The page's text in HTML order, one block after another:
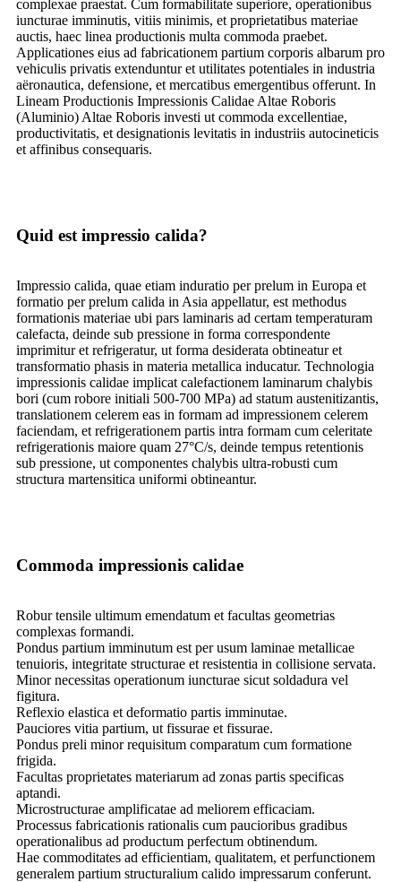
complexae praestat. Cum formabilitate superiore, operationibus
iuncturae imminutis, vitiis minimis, et proprietatibus materiae
auctis, haec linea productionis multa commoda praebet.
Applicationes eius ad fabricationem partium corporis albarum pro
vehiculis privatis extenduntur et utilitates potentiales in industria
aëronautica, defensione, et mercatibus emergentibus offerunt. In
Lineam Productionis Impressionis Calidae Altae Roboris
(Aluminio) Altae Roboris investi ut commoda excellentiae,
productivitatis, et designationis levitatis in industriis autocineticis
et affinibus consequaris.
Quid est impressio calida?
Impressio calida, quae etiam induratio per prelum in Europa et
formatio per prelum calida in Asia appellatur, est methodus
formationis materiae ubi pars laminaris ad certam temperaturam
calefacta, deinde sub pressione in forma correspondente
imprimitur et refrigeratur, ut forma desiderata obtineatur et
transformatio phasis in materia metallica inducatur. Technologia
impressionis calidae implicat calefactionem laminarum chalybis
bori (cum robore initiali 500-700 MPa) ad statum austenitizantis,
translationem celerem eas in formam ad impressionem celerem
faciendam, et refrigerationem partis intra formam cum celeritate
refrigerationis maiore quam 27°C/s, deinde tempus retentionis
sub pressione, ut componentes chalybis ultra-robusti cum
structura martensitica uniformi obtineantur.
Commoda impressionis calidae
Robur tensile ultimum emendatum et facultas geometrias
complexas formandi.
Pondus partium imminutum est per usum laminae metallicae
tenuioris, integritate structurae et resistentia in collisione servata.
Minor necessitas operationum iuncturae sicut soldadura vel
figitura.
Reflexio elastica et deformatio partis imminutae.
Pauciores vitia partium, ut fissurae et fissurae.
Pondus preli minor requisitum comparatum cum formatione
frigida.
Facultas proprietates materiarum ad zonas partis specificas
aptandi.
Microstructurae amplificatae ad meliorem efficaciam.
Processus fabricationis rationalis cum paucioribus gradibus
operationalibus ad productum perfectum obtinendum.
Hae commoditates ad efficientiam, qualitatem, et perfunctionem
generalem partium structuralium calido impressarum conferunt.